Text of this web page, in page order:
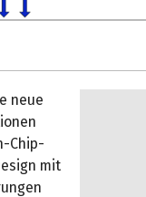
neue
Chip-
mit